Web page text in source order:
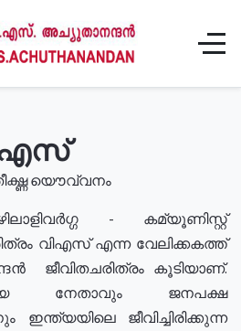
യൌവ്വനം
- കമ്യൂണിസ്റ്റ്
വിഎസ് എന്ന വേലിക്കകത്ത്
ജീവിതചരിത്രം കൂടിയാണ്.
നേതാവും ജനപക്ഷ
ഇന്ത്യയിലെ ജീവിച്ചിരിക്കുന്ന